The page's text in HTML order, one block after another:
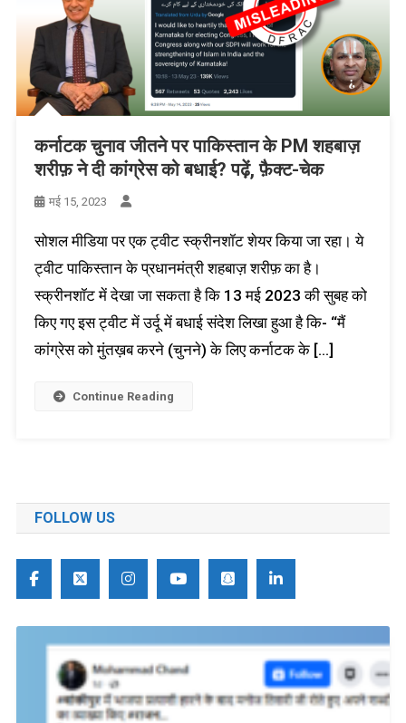
कर्नाटक चुनाव जीतने पर पाकिस्तान के PM शहबाज़
शरीफ़ ने दी कांग्रेस को बधाई? पढ़ें, फ़ैक्ट-चेक
मई 15, 2023
सोशल मीडिया पर एक ट्वीट स्क्रीनशॉट शेयर किया जा रहा। ये
ट्वीट पाकिस्तान के प्रधानमंत्री शहबाज़ शरीफ़ का है।
स्क्रीनशॉट में देखा जा सकता है कि 13 मई 2023 की सुबह को
किए गए इस ट्वीट में उर्दू में बधाई संदेश लिखा हुआ है कि- “मैं
कांग्रेस को मुंतख़ब करने (चुनने) के लिए कर्नाटक के […]
Continue Reading
FOLLOW US